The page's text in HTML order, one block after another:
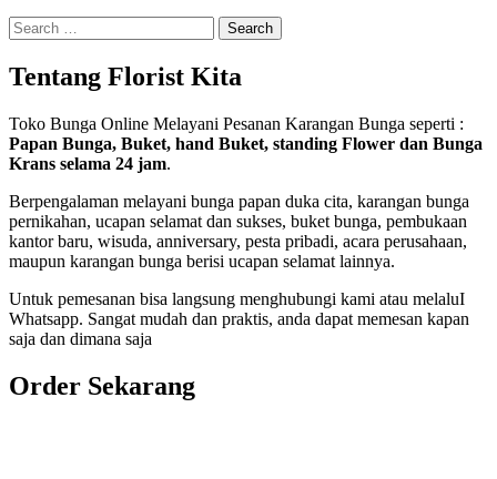
Search
for:
Tentang Florist Kita
Toko Bunga Online Melayani Pesanan Karangan Bunga seperti :
Papan Bunga, Buket, hand Buket, standing Flower dan Bunga
Krans selama 24 jam.
Berpengalaman melayani bunga papan duka cita, karangan bunga
pernikahan, ucapan selamat dan sukses, buket bunga, pembukaan
kantor baru, wisuda, anniversary, pesta pribadi, acara perusahaan,
maupun karangan bunga berisi ucapan selamat lainnya.
Untuk pemesanan bisa langsung menghubungi kami atau melaluI
Whatsapp. Sangat mudah dan praktis, anda dapat memesan kapan
saja dan dimana saja
Order Sekarang